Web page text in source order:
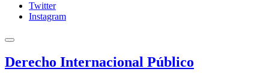
Twitter
Instagram
Derecho Internacional Público